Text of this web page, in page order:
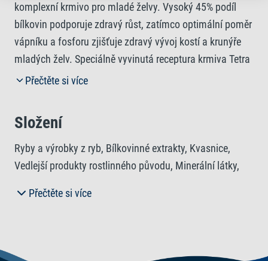
komplexní krmivo pro mladé želvy. Vysoký 45% podíl
bílkovin podporuje zdravý růst, zatímco optimální poměr
vápníku a fosforu zjišťuje zdravý vývoj kostí a krunýře
mladých želv. Speciálně vyvinutá receptura krmiva Tetra
ReptoMin Baby navíc omezuje nepříjemný zápach z
požadavkům a stravovacím návykům mladých želv, což
usnadňuje jejich krmení. Jedinečné složení s kvalitními
přírodními složkami, bez barviv a přidaných
imunitní systém.
Přečtěte si více
Složení
Ryby a výrobky z ryb, Bílkovinné extrakty, Kvasnice,
Vedlejší produkty rostlinného původu, Minerální látky,
Přečtěte si více